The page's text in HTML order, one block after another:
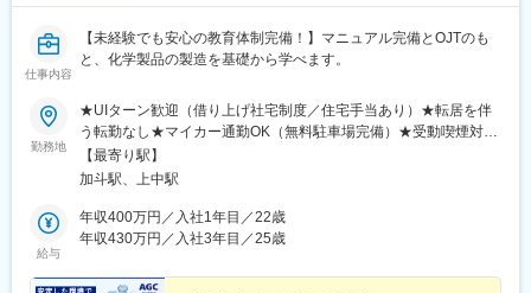
仕事内容
【未経験でも安心の教育体制完備！】マニュアル完備とOJTのも
と、化学製品の製造を基礎から学べます。
勤務地
★UIターン歓迎（借り上げ社宅制度／住宅手当あり）★転居を伴
う転勤なし★マイカー通勤OK（無料駐車場完備）★受動喫煙対
策：あり（屋内全面禁煙）下記いずれかの拠点にて活躍！■小浜工
場／福井県小浜市飯盛24-26-1■上中工場／福井県三方上中郡若狭
浜線「加斗駅」より車で約5分■上中工場…JR小浜線「上中駅」よ
り車で約5分◎福井県の中でも、滋賀県・京都府に隣接するエリア
クセスが良好です！＼県外の方も活躍しています／借り上げ社宅
【最寄り駅】
加斗駅、上中駅
給与
年収400万円／入社1年目／22歳
年収430万円／入社3年目／25歳